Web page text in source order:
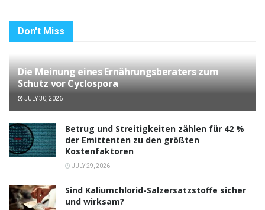
Don't Miss
Die Meinung eines Ernährungsberaters zum
Schutz vor Cyclospora
JULY 30, 2026
Betrug und Streitigkeiten zählen für 42 %
der Emittenten zu den größten
Kostenfaktoren
JULY 29, 2026
Sind Kaliumchlorid-Salzersatzstoffe sicher
und wirksam?